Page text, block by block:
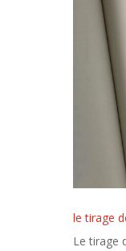
le tirage
Le tirage